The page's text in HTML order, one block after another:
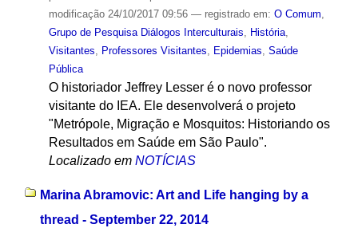
modificação24/10/2017 09:56 — registrado em: O Comum,
Grupo de Pesquisa Diálogos Interculturais, História,
Visitantes, Professores Visitantes, Epidemias, Saúde
Pública
O historiador Jeffrey Lesser é o novo professor
visitante do IEA. Ele desenvolverá o projeto
"Metrópole, Migração e Mosquitos: Historiando os
Resultados em Saúde em São Paulo".
Localizado em NOTÍCIAS
Marina Abramovic: Art and Life hanging by a
thread - September 22, 2014